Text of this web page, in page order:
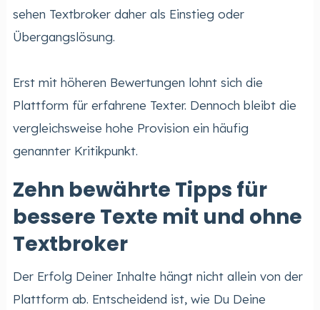
sehen Textbroker daher als Einstieg oder
Übergangslösung.
Erst mit höheren Bewertungen lohnt sich die
Plattform für erfahrene Texter. Dennoch bleibt die
vergleichsweise hohe Provision ein häufig
genannter Kritikpunkt.
Zehn bewährte Tipps für
bessere Texte mit und ohne
Textbroker
Der Erfolg Deiner Inhalte hängt nicht allein von der
Plattform ab. Entscheidend ist, wie Du Deine